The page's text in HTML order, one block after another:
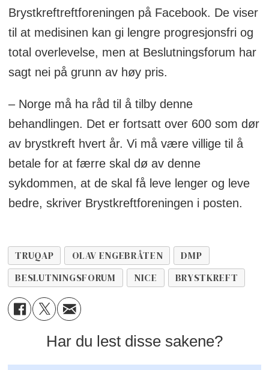
Brystkreftreftforeningen på Facebook. De viser
til at medisinen kan gi lengre progresjonsfri og
total overlevelse, men at Beslutningsforum har
sagt nei på grunn av høy pris.
– Norge må ha råd til å tilby denne
behandlingen. Det er fortsatt over 600 som dør
av brystkreft hvert år. Vi må være villige til å
betale for at færre skal dø av denne
sykdommen, at de skal få leve lenger og leve
bedre, skriver Brystkreftforeningen i posten.
TRUQAP OLAV ENGEBRÅTEN
DMP
BESLUTNINGSFORUM
NICE BRYSTKREFT
Har du lest disse sakene?